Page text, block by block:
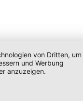
von Dritten, um
und Werbung
anzuzeigen.